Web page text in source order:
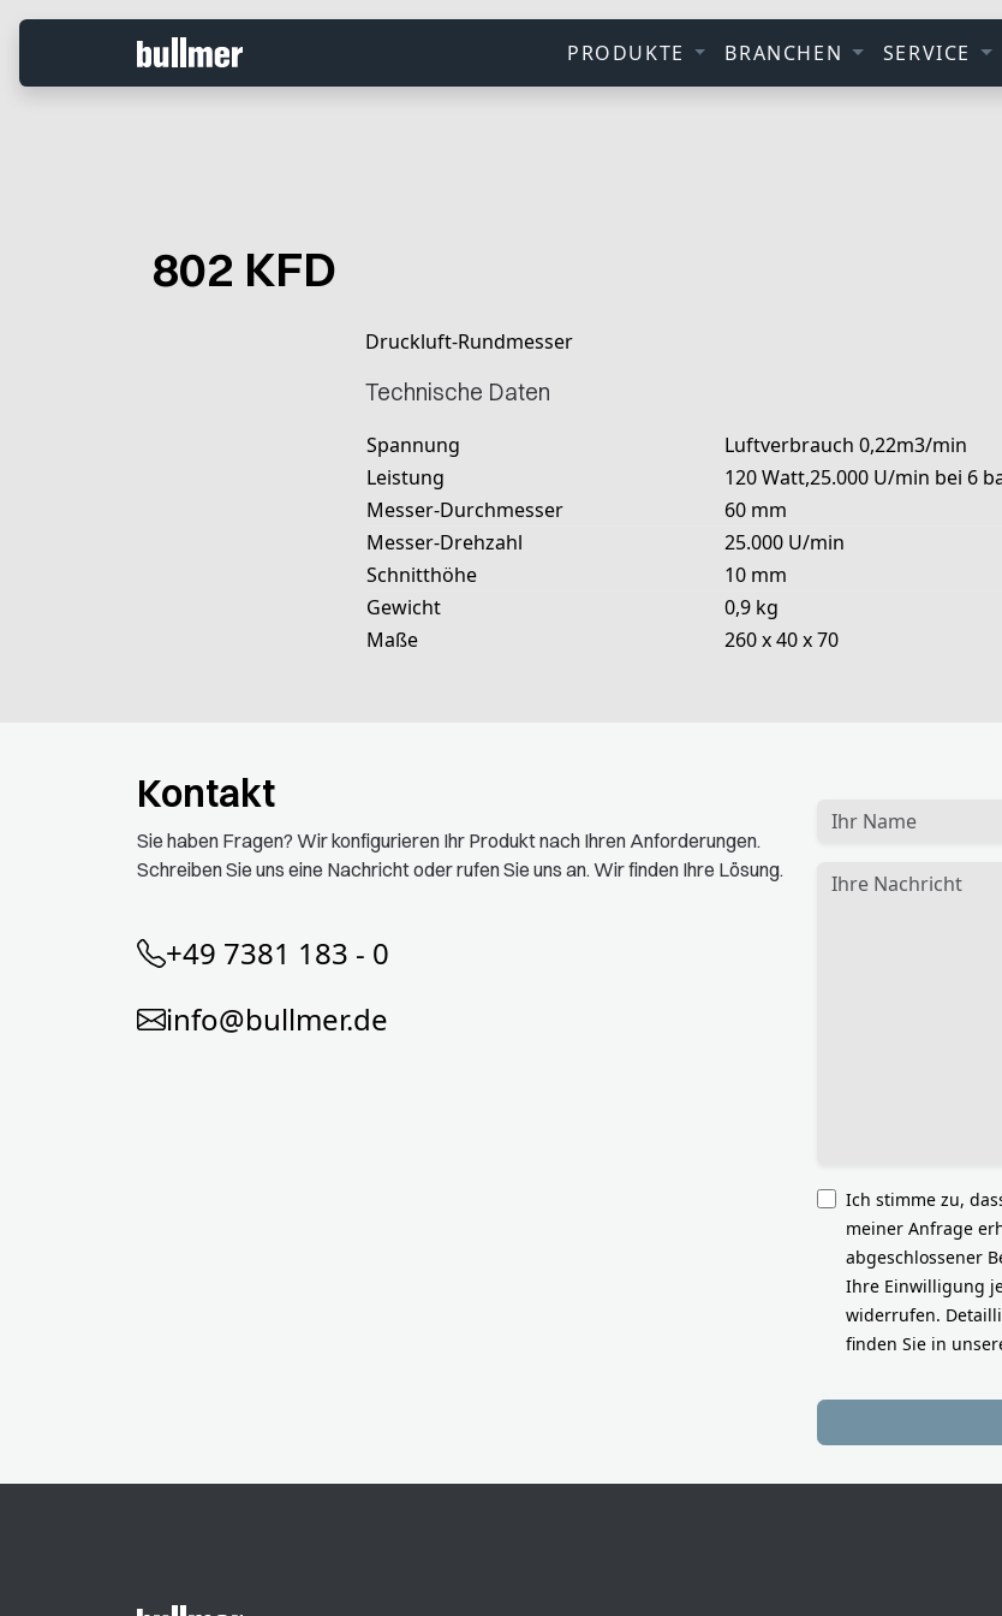
PRODUKTE BRANCHEN SERVICE
802 KFD
Druckluft-Rundmesser
Technische Daten
Spannung
Luftverbrauch 0,22m3/min
Leistung
120 Watt,25.000 U/min bei 6
Messer-Durchmesser
60 mm
Messer-Drehzahl
25.000 U/min
Schnitthöhe
10 mm
Gewicht
0,9 kg
Maße
260 x 40 x 70
Kontakt
Sie haben Fragen? Wir konfigurieren Ihr Produkt nach Ihren Anforderungen.
Schreiben Sie uns eine Nachricht oder rufen Sie uns an. Wir finden Ihre Lösung.
+49 7381 183 - 0
info@bullmer.de
Ich stimme zu,
meiner Anfrage
abgeschlossener
Ihre Einwilligung
widerrufen.
finden Sie in